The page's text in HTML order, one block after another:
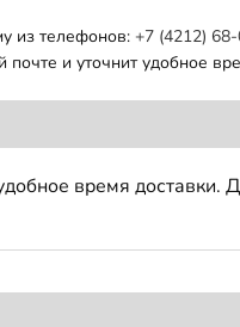
из телефонов: +7 (4212)
и уточнит удобное
время доставки.